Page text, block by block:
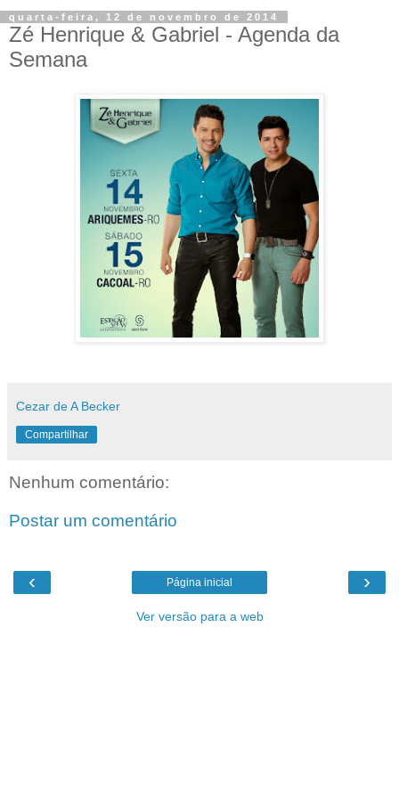
quarta-feira, 12 de novembro de 2014
Zé Henrique & Gabriel - Agenda da
Semana
Cezar de A Becker
Compartilhar
Nenhum comentário:
Postar um comentário
‹ ›
Página inicial
Ver versão para a web